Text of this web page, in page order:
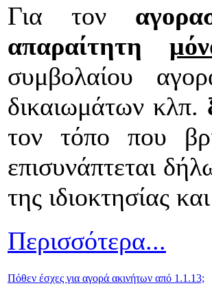
Για τον
απαραίτητη
συμβολαίου
δικαιωμάτων κλπ.
τον τόπο που
επισυνάπτεται
της ιδιοκτησίας
Περισσότερα...
Πόθεν έσχες για αγορά ακινήτων από 1.1.13;